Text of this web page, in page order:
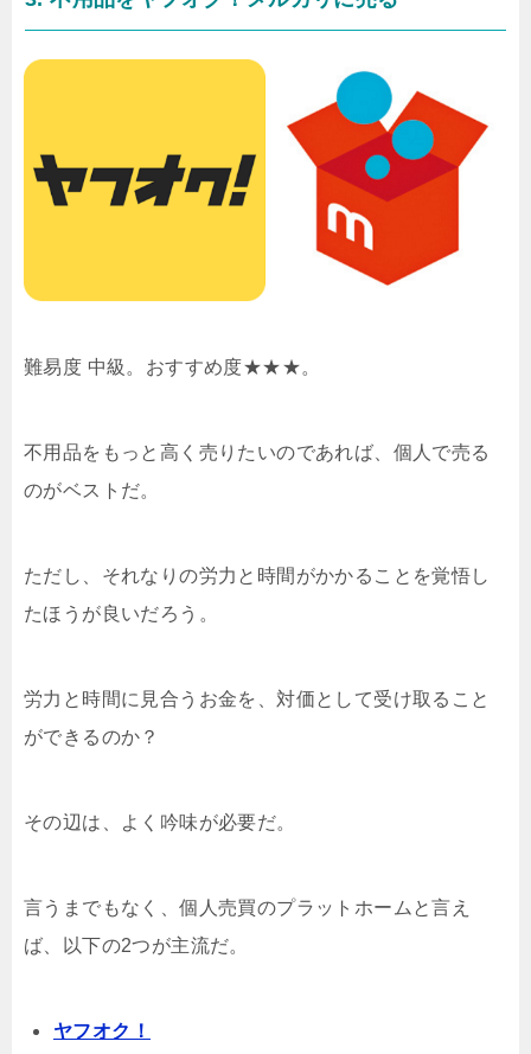
難易度 中級。おすすめ度★★★。
不用品をもっと高く売りたいのであれば、個人で売る
のがベストだ。
ただし、それなりの労力と時間がかかることを覚悟し
たほうが良いだろう。
労力と時間に見合うお金を、対価として受け取ること
ができるのか？
その辺は、よく吟味が必要だ。
言うまでもなく、個人売買のプラットホームと言え
ば、以下の2つが主流だ。
ヤフオク！